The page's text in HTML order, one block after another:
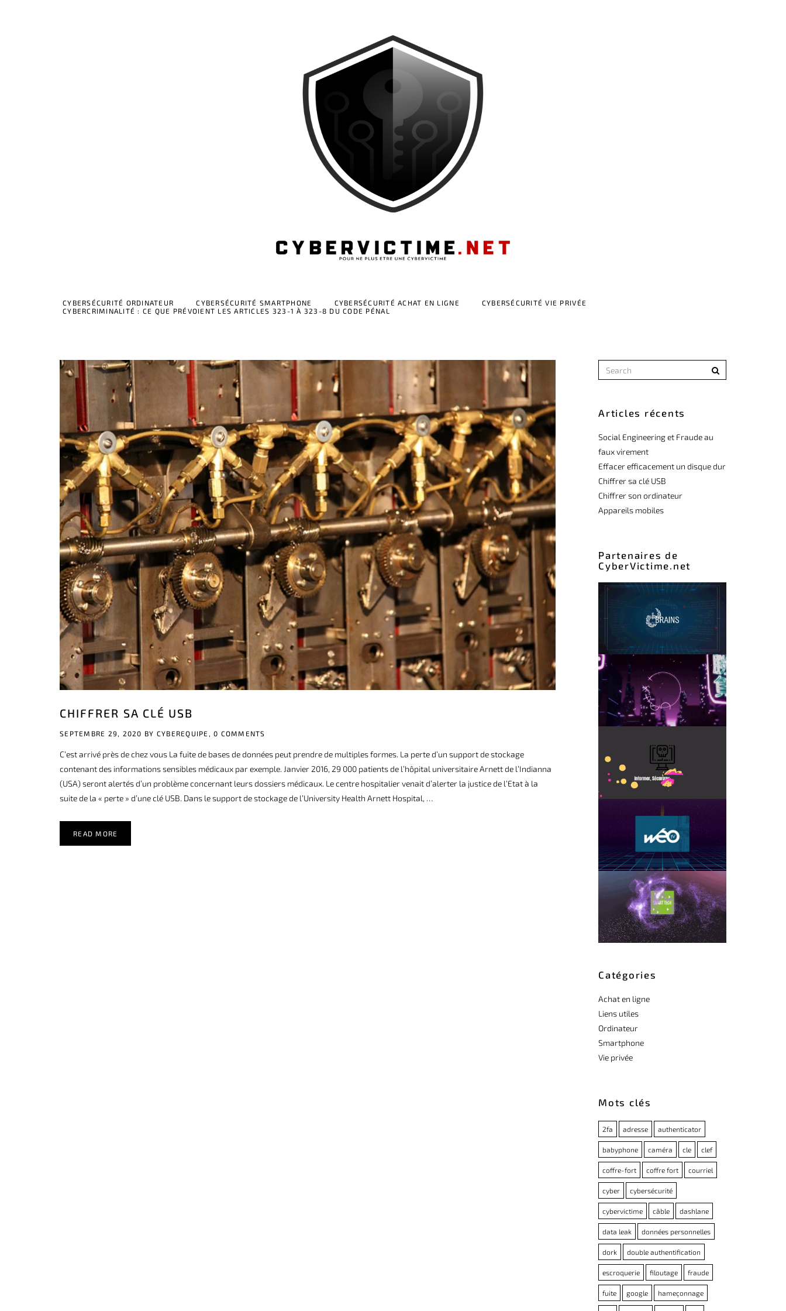
CYBERSÉCURITÉ ORDINATEUR CYBERSÉCURITÉ SMARTPHONE CYBERSÉCURITÉ ACHAT EN LIGNE
CYBERSÉCURITÉ VIE PRIVÉE
CYBERCRIMINALITÉ : CE QUE PRÉVOIENT LES ARTICLES 323-1 À 323-8 DU CODE PÉNAL
CHIFFRER SA CLÉ USB
SEPTEMBRE 29, 2020 BY CYBEREQUIPE, 0 COMMENTS
C’est arrivé près de chez vous La fuite de bases de données peut prendre de multiples formes. La perte d’un support de stockage
contenant des informations sensibles médicaux par exemple. Janvier 2016, 29 000 patients de l’hôpital universitaire Arnett de l’Indianna
(USA) seront alertés d’un problème concernant leurs dossiers médicaux. Le centre hospitalier venait d’alerter la justice de l’Etat à la
suite de la « perte » d’une clé USB. Dans le support de stockage de l’University Health Arnett Hospital, …
READ MORE
Articles récents
Social Engineering et Fraude au
faux virement
Effacer efficacement un disque dur
Chiffrer sa clé USB
Chiffrer son ordinateur
Appareils mobiles
Partenaires de
CyberVictime.net
Catégories
Achat en ligne
Liens utiles
Ordinateur
Smartphone
Vie privée
Mots clés
2fa adresse authenticator
babyphone caméra cle clef
coffre-fort coffre fort courriel
cyber cybersécurité
cybervictime câble dashlane
data leak données personnelles
dork double authentification
escroquerie filoutage fraude
fuite google hameçonnage